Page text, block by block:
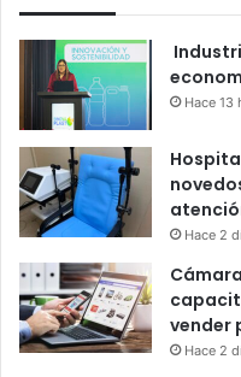
Hace 13
Hace 2
vender
Hace 2